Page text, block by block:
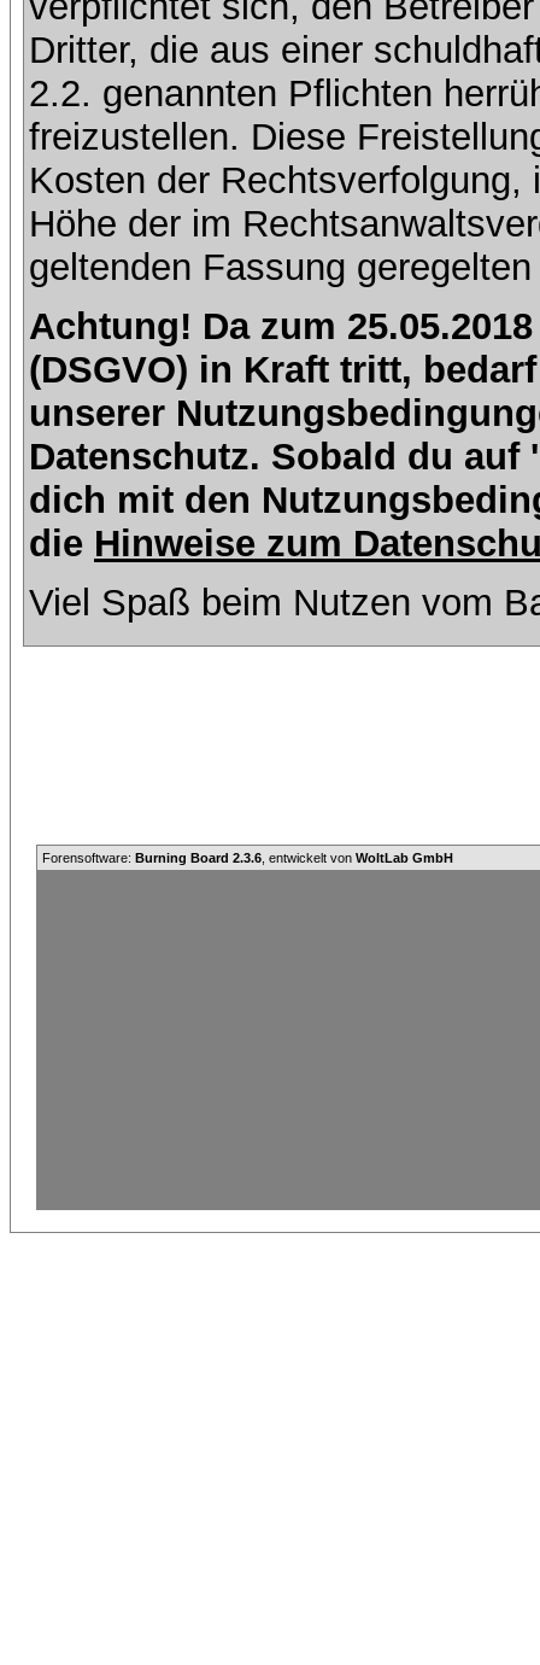
Dritter, die aus einer
2.2. genannten Pflichten
freizustellen. Diese
Kosten der
Höhe der im
geltenden Fassung
Achtung! Da zum
(DSGVO) in Kraft tritt,
unserer
Datenschutz. Sobald du
dich mit den
die Hinweise zum
Viel Spaß beim Nutzen vom
Forensoftware: Burning Board 2.3.6 , entwickelt von WoltLab GmbH